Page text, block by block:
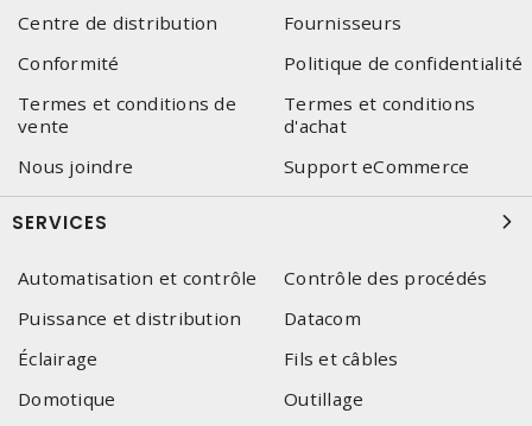
Centre de distribution
Fournisseurs
Conformité
Politique de confidentialité
Termes et conditions de
vente
Termes et conditions
d'achat
Nous joindre
Support eCommerce
SERVICES
Automatisation et contrôle
Contrôle des procédés
Puissance et distribution
Datacom
Éclairage
Fils et câbles
Domotique
Outillage